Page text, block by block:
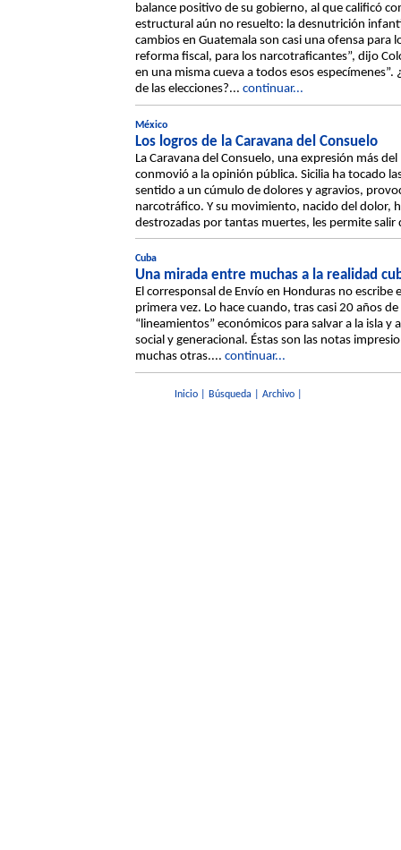
balance positivo de su gobierno, al que calificó
estructural aún no resuelto: la desnutrición
cambios en Guatemala son casi una ofensa para
reforma fiscal, para los narcotraficantes”, dijo
en una misma cueva a todos esos
de las elecciones?... continuar...
México
Los logros de la Caravana del Consuelo
La Caravana del Consuelo, una expresión más
conmovió a la opinión pública. Sicilia ha tocado
sentido a un cúmulo de dolores y agravios,
narcotráfico. Y su movimiento, nacido del dolor,
destrozadas por tantas muertes, les permite
Cuba
Una mirada entre muchas a la realidad
El corresponsal de Envío en Honduras no escribe
primera vez. Lo hace cuando, tras casi 20 años
“lineamientos” económicos para salvar a la isla
social y generacional. Éstas son las notas
muchas otras.... continuar...
Inicio| Búsqueda Archivo|